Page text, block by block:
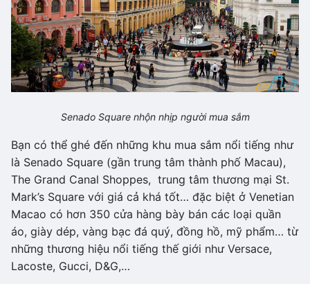
Senado Square nhộn nhịp người mua sắm
Bạn có thể ghé đến những khu mua sắm nổi tiếng như
là Senado Square (gần trung tâm thành phố Macau),
The Grand Canal Shoppes, trung tâm thương mại St.
Mark’s Square với giá cả khá tốt… đặc biệt ở Venetian
Macao có hơn 350 cửa hàng bày bán các loại quần
áo, giày dép, vàng bạc đá quý, đồng hồ, mỹ phẩm… từ
những thương hiệu nổi tiếng thế giới như Versace,
Lacoste, Gucci, D&G,…